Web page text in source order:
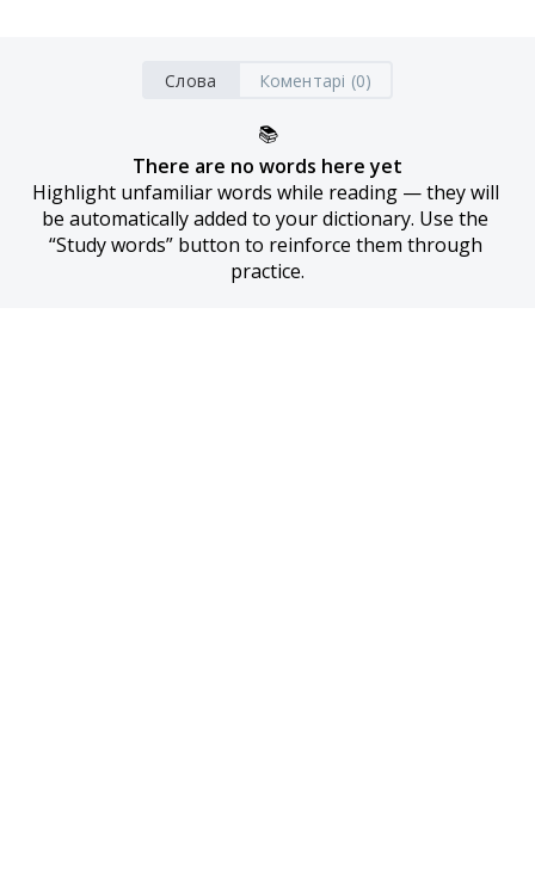
Слова Коментарі (0)
📚
There are no words here yet
Highlight unfamiliar words while reading — they will
be automatically added to your dictionary. Use the
“Study words” button to reinforce them through
practice.